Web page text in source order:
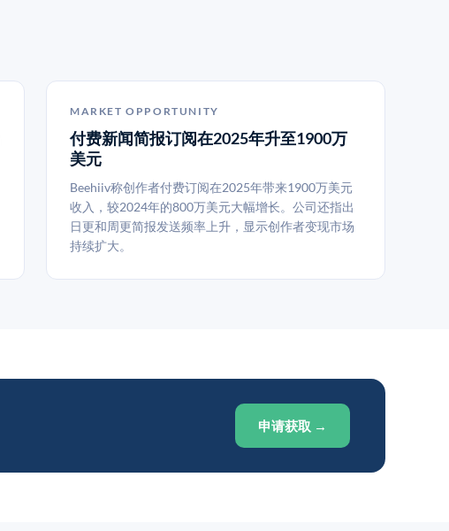
MARKET OPPORTUNITY
付费新闻简报订阅在2025年升至1900万
美元
Beehiiv称创作者付费订阅在2025年带来1900万美元
收入，较2024年的800万美元大幅增长。公司还指出
日更和周更简报发送频率上升，显示创作者变现市场
持续扩大。
申请获取 →